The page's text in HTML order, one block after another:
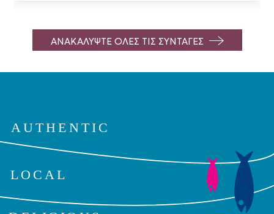
ΑΝΑΚΑΛΥΨΤΕ ΟΛΕΣ ΤΙΣ ΣΥΝΤΑΓΕΣ